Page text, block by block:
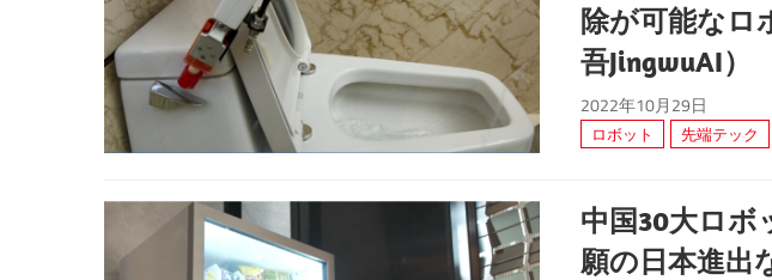
除が可能なロ
吾JingwuAI）
2022年10月29日
ロボット 先端テック
中国30大ロボ
願の日本進出